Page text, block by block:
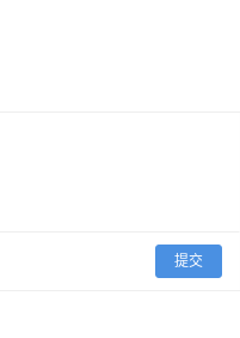
过海峡的船只实施全面拦
木兹海峡保持通畅。英法
提交